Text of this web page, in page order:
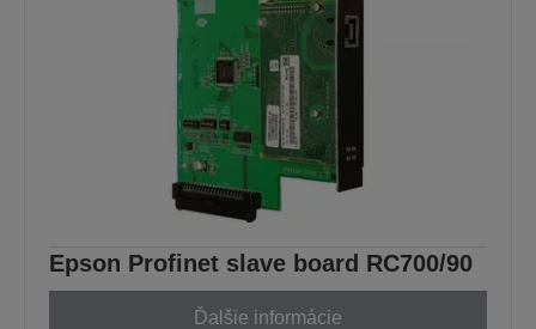
Epson Profinet slave board RC700/90
Ďalšie informácie